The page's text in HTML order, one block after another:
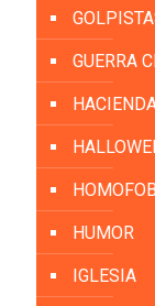
GUERRA
HUMOR
IGLESIA